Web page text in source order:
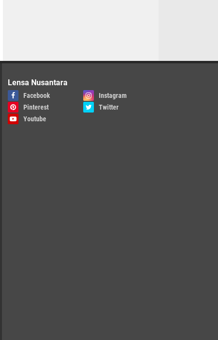
Lensa Nusantara
Facebook
Instagram
Pinterest
Twitter
Youtube